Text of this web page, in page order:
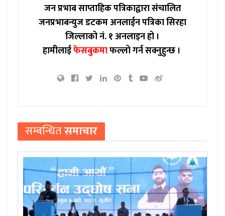
जन प्रभाब साप्ताहिक पत्रिकाद्वारा संचालित
जनप्रभाबन्युज डटकम अनलाईन पत्रिका सिरहा
जिल्लाको नं. १ अनलाइन हो ।
हामीलाईफेसबुकमाफल्लो गर्न सक्नुहुन्छ ।
सम्बन्धितसमाचार